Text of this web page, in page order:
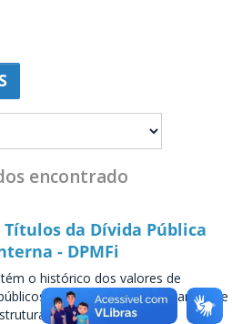
encontrado
da Dívida Pública
- DPMFi
o histórico dos valores de
decorrentes de programas de
a partir de...